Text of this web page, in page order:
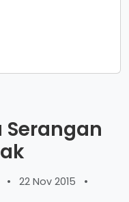
Serangan
• 22 Nov 2015
•